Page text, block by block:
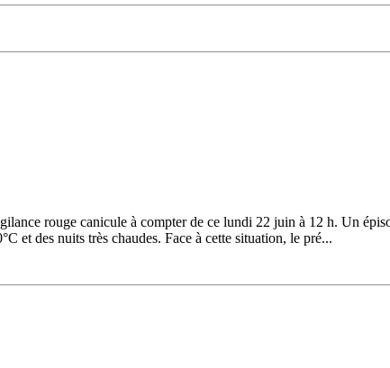
rouge canicule à compter de ce lundi 22 juin à 12 h. Un
et des nuits très chaudes. Face à cette situation, le pré...